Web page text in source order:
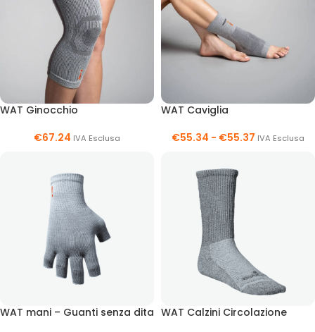
WAT Ginocchio
€67.24 IVA Esclusa
WAT Caviglia
€55.34 - €55.37 IVA Esclusa
WAT mani – Guanti senza dita WAT Calzini Circolazione